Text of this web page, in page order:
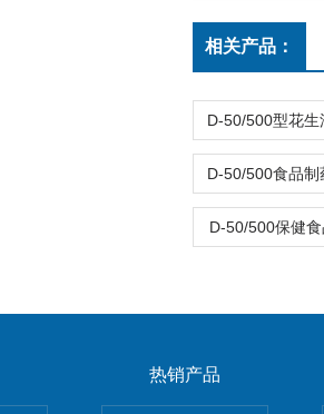
相关产品：
D-50/500保健
热销产品